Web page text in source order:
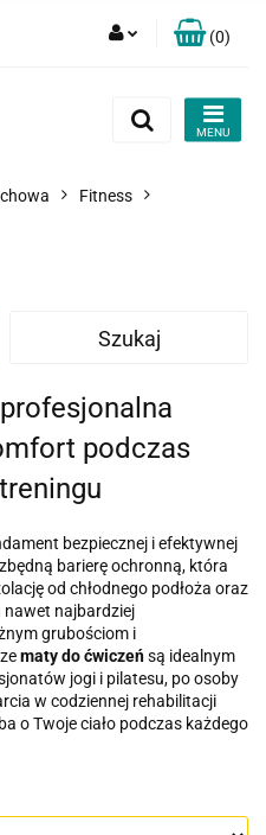
Zarejestruj się
Zgody cookies
(0)
Fitness
Szukaj
podczas
bezpiecznej i efektywnej
barierę ochronną, która
od chłodnego podłoża oraz
najbardziej
grubościom i
maty do ćwiczeńsą idealnym
jogi i pilatesu, po osoby
w codziennej rehabilitacji
o Twoje ciało podczas każdego